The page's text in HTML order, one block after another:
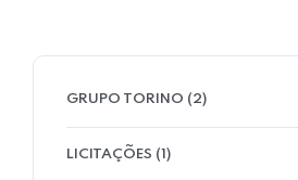
GRUPO TORINO (2)
LICITAÇÕES (1)